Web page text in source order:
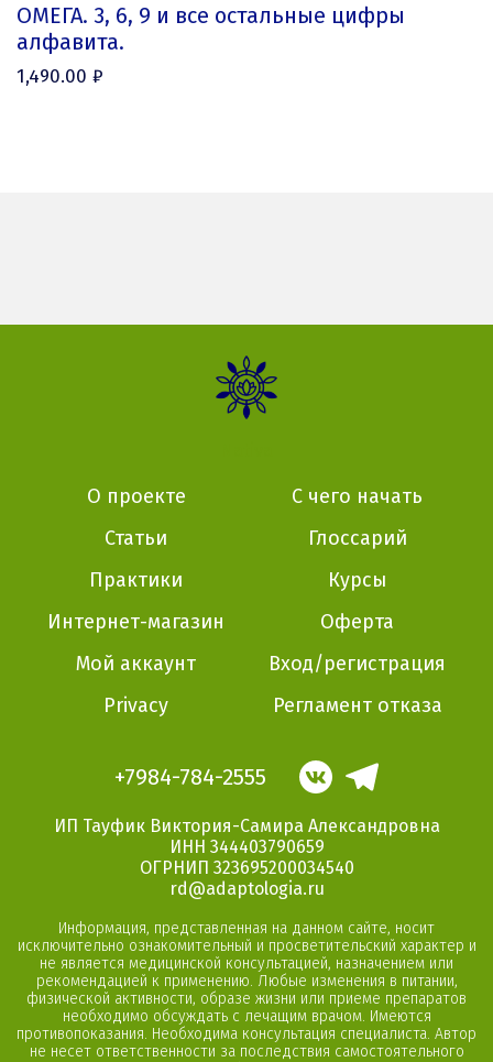
ОМЕГА. 3, 6, 9 и все остальные цифры
алфавита.
1,490.00 ₽
О проекте
С чего начать
Статьи
Глоссарий
Практики
Курсы
Интернет-магазин
Оферта
Мой аккаунт
Вход/регистрация
Privacy
Регламент отказа
+7984-784-2555 VK Telegram
ИП Тауфик Виктория-Самира Александровна
ИНН 344403790659
ОГРНИП 323695200034540
rd@adaptologia.ru
Информация, представленная на данном сайте, носит
исключительно ознакомительный и просветительский характер и
не является медицинской консультацией, назначением или
рекомендацией к применению. Любые изменения в питании,
физической активности, образе жизни или приеме препаратов
необходимо обсуждать с лечащим врачом. Имеются
противопоказания. Необходима консультация специалиста. Автор
не несет ответственности за последствия самостоятельного